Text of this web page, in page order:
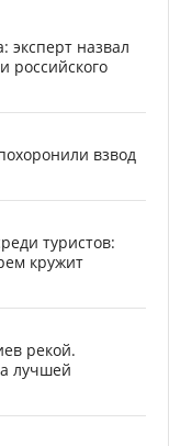
эксперт назвал
российского
взвод
туристов:
кружит
рекой.
лучшей